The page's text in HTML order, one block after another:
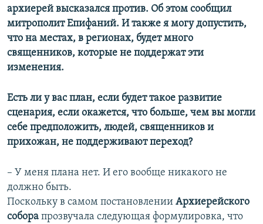
архиерей высказался против. Об этом сообщил
митрополит Епифаний. И также я могу допустить,
что на местах, в регионах, будет много
священников, которые не поддержат эти
изменения.
Есть ли у вас план, если будет такое развитие
сценария, если окажется, что больше, чем вы могли
себе предположить, людей, священников и
прихожан, не поддерживают переход?
– У меня плана нет. И его вообще никакого не
должно быть.
Поскольку в самом постановлении Архиерейского
собора прозвучала следующая формулировка, что